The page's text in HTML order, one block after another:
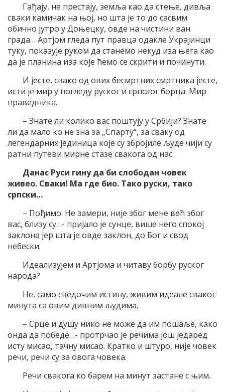
Гађају, не престају, земља као да стење, дивља
сваки камичак на њој, но шта је то до сасвим
обично јутро у Доњецку, овде на чистини ван
града… Артјом гледа пут правца одакле Украјинци
туку, показује руком да станемо некуд иза њега као
да је планина иза које ћемо се скрити и починути.
И јесте, свако од ових бесмртних смртника јесте,
исти је мир у погледу руског и српског борца. Мир
праведника.
– Знате ли колико вас поштују у Србији? Знате
ли да мало ко не зна за „Спарту“, за сваку од
легендарних јединица које су збројиле људе чији су
ратни путеви мирне стазе свакога од нас.
Данас Руси гину да би слободан човек
живео. Сваки! Ма где био. Тако руски, тако
српски…
– Пођимо. Не замери, није због мене већ због
вас, близу су…- пријало је сунце, више него спокој
заклона јер шта је овде заклон, до Бог и свод
небески.
Идеализујем и Артјома и читаву борбу руског
народа?
Не, само сведочим истину, живим идеале сваког
минута са овим дивним људима.
– Срце и душу нико не може да им пошаље, како
онда да победе…- протрчао је речима још једаред
исту мисао, тачну мисао. Кратко и штуро, није човек
речи, речи су за овога човека.
Речи свакога ко барем на минут застане с њим.